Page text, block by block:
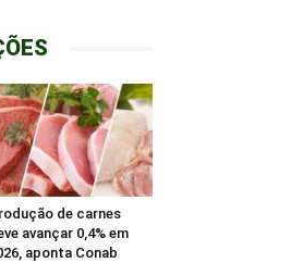
de carnes
avançar 0,4% em
aponta Conab